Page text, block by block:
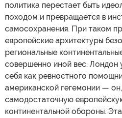
политика перестает быть
походом и превращается в
самосохранения. При таком
европейские архитектуры
региональные
совершенно иной вес. Лондон
себя как ревностного
американской гегемонии —
самодостаточную
континентальной обороны.